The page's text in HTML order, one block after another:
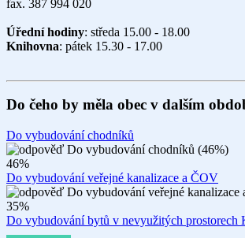
fax. 387 994 020
Úřední hodiny: středa 15.00 - 18.00
Knihovna: pátek 15.30 - 17.00
Do čeho by měla obec v dalším
Do vybudování chodníků
46%
Do vybudování veřejné kanalizace a ČOV
35%
Do vybudování bytů v nevyužitých prostorech